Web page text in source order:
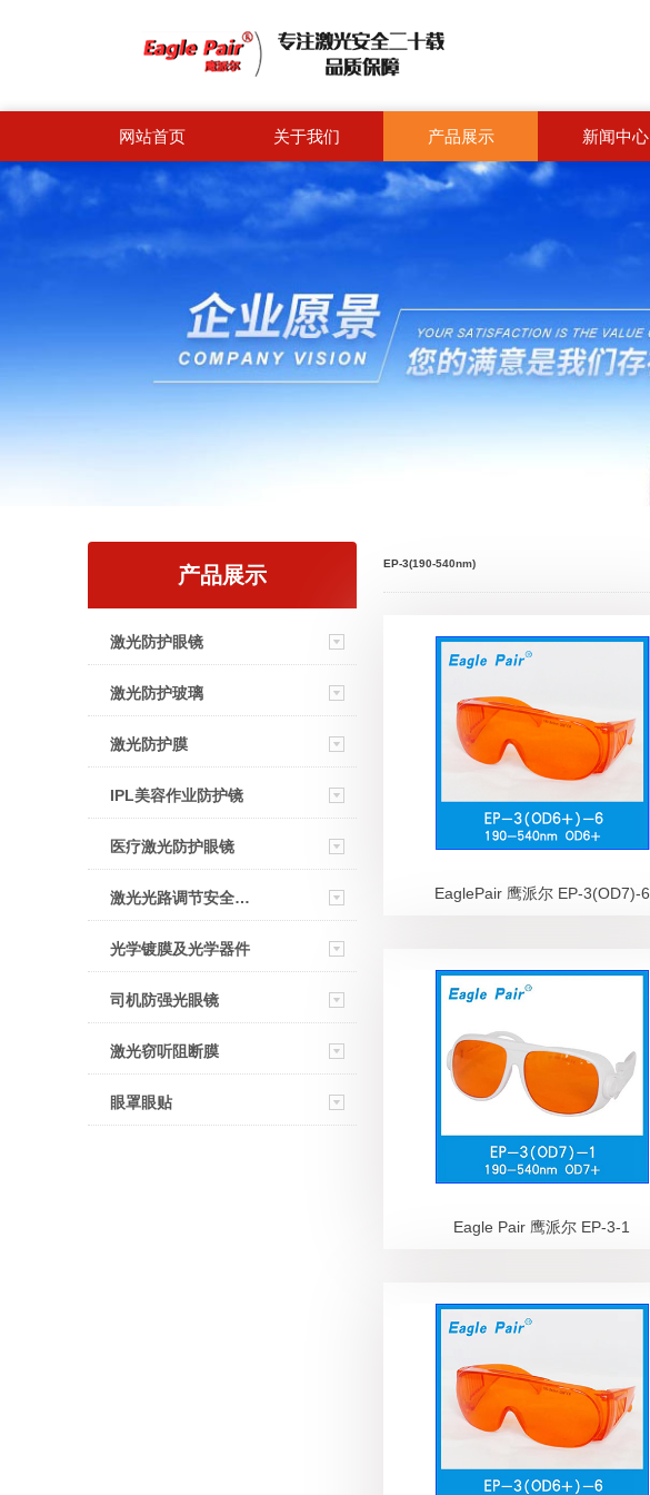
网站首页 关于我们 产品展示 新闻中心
产品展示
激光防护眼镜
激光防护玻璃
激光防护膜
IPL美容作业防护镜
医疗激光防护眼镜
激光光路调节安全眼镜
光学镀膜及光学器件
司机防强光眼镜
激光窃听阻断膜
眼罩眼贴
EP-3(190-540nm)
EaglePair 鹰派尔 EP-3(OD7)-6
Eagle Pair 鹰派尔 EP-3-1